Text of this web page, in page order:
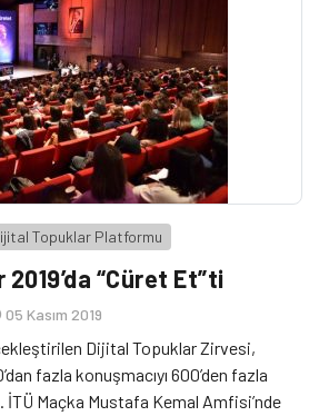
Topuklar Platformu
“Cüret Et”ti
05 Kasım 2019
Dijital Topuklar Zirvesi,
fazla konuşmacıyı 600’den fazla
İTÜ Maçka Mustafa Kemal Amfisi’nde